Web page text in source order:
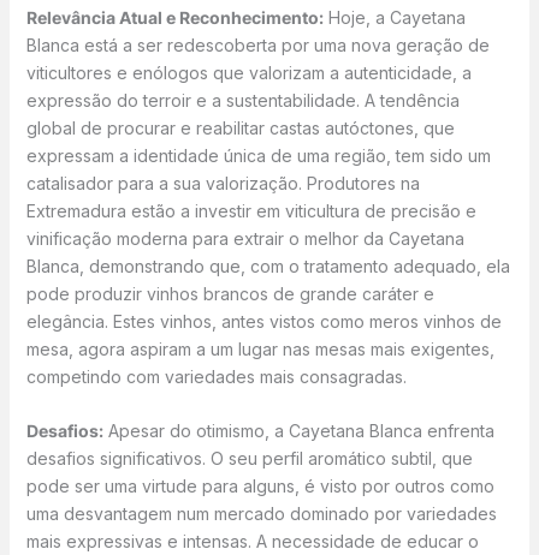
Relevância Atual e Reconhecimento:Hoje, a Cayetana
Blanca está a ser redescoberta por uma nova geração de
viticultores e enólogos que valorizam a autenticidade, a
expressão do terroir e a sustentabilidade. A tendência
global de procurar e reabilitar castas autóctones, que
expressam a identidade única de uma região, tem sido um
catalisador para a sua valorização. Produtores na
Extremadura estão a investir em viticultura de precisão e
vinificação moderna para extrair o melhor da Cayetana
Blanca, demonstrando que, com o tratamento adequado, ela
pode produzir vinhos brancos de grande caráter e
elegância. Estes vinhos, antes vistos como meros vinhos de
mesa, agora aspiram a um lugar nas mesas mais exigentes,
competindo com variedades mais consagradas.
Desafios:Apesar do otimismo, a Cayetana Blanca enfrenta
desafios significativos. O seu perfil aromático subtil, que
pode ser uma virtude para alguns, é visto por outros como
uma desvantagem num mercado dominado por variedades
mais expressivas e intensas. A necessidade de educar o